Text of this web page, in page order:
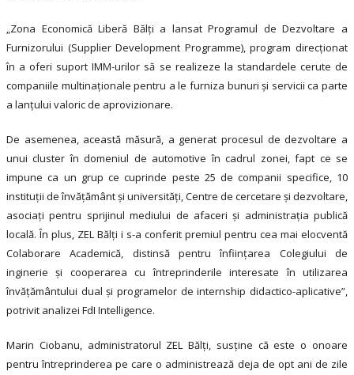
„Zona Economică Liberă Bălți a lansat Programul de Dezvoltare a
Furnizorului (Supplier Development Programme), program direcționat
în a oferi suport IMM-urilor să se realizeze la standardele cerute de
companiile multinaționale pentru a le furniza bunuri și servicii ca parte
a lanțului valoric de aprovizionare.
De asemenea, această măsură, a generat procesul de dezvoltare a
unui cluster în domeniul de automotive în cadrul zonei, fapt ce se
impune ca un grup ce cuprinde peste 25 de companii specifice, 10
instituții de învățământ și universități, Centre de cercetare și dezvoltare,
asociați pentru sprijinul mediului de afaceri și administrația publică
locală. În plus, ZEL Bălți i s-a conferit premiul pentru cea mai elocventă
Colaborare Academică, distinsă pentru înființarea Colegiului de
inginerie și cooperarea cu întreprinderile interesate în utilizarea
învățământului dual și programelor de internship didactico-aplicative”,
potrivit analizei FdI Intelligence.
Marin Ciobanu, administratorul ZEL Bălți, susține că este o onoare
pentru întreprinderea pe care o administrează deja de opt ani de zile